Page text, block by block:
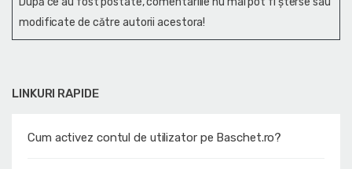
LINKURI RAPIDE
Cum activez contul de utilizator pe Baschet.ro?
modificate de către autorii acestora!